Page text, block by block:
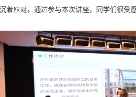
着应对。通过参与本次讲座，同学们很